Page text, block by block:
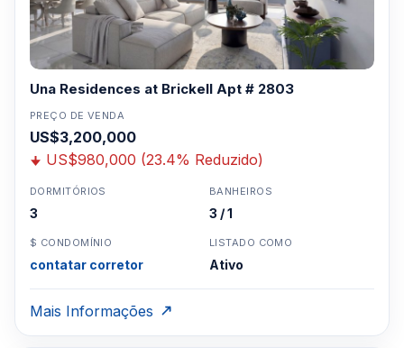
Una Residences at Brickell Apt # 2803
PREÇO DE VENDA
US$3,200,000
US$980,000 (23.4% Reduzido)
DORMITÓRIOS
3
BANHEIROS
3 / 1
$ CONDOMÍNIO
contatar corretor
LISTADO COMO
Ativo
Mais Informações